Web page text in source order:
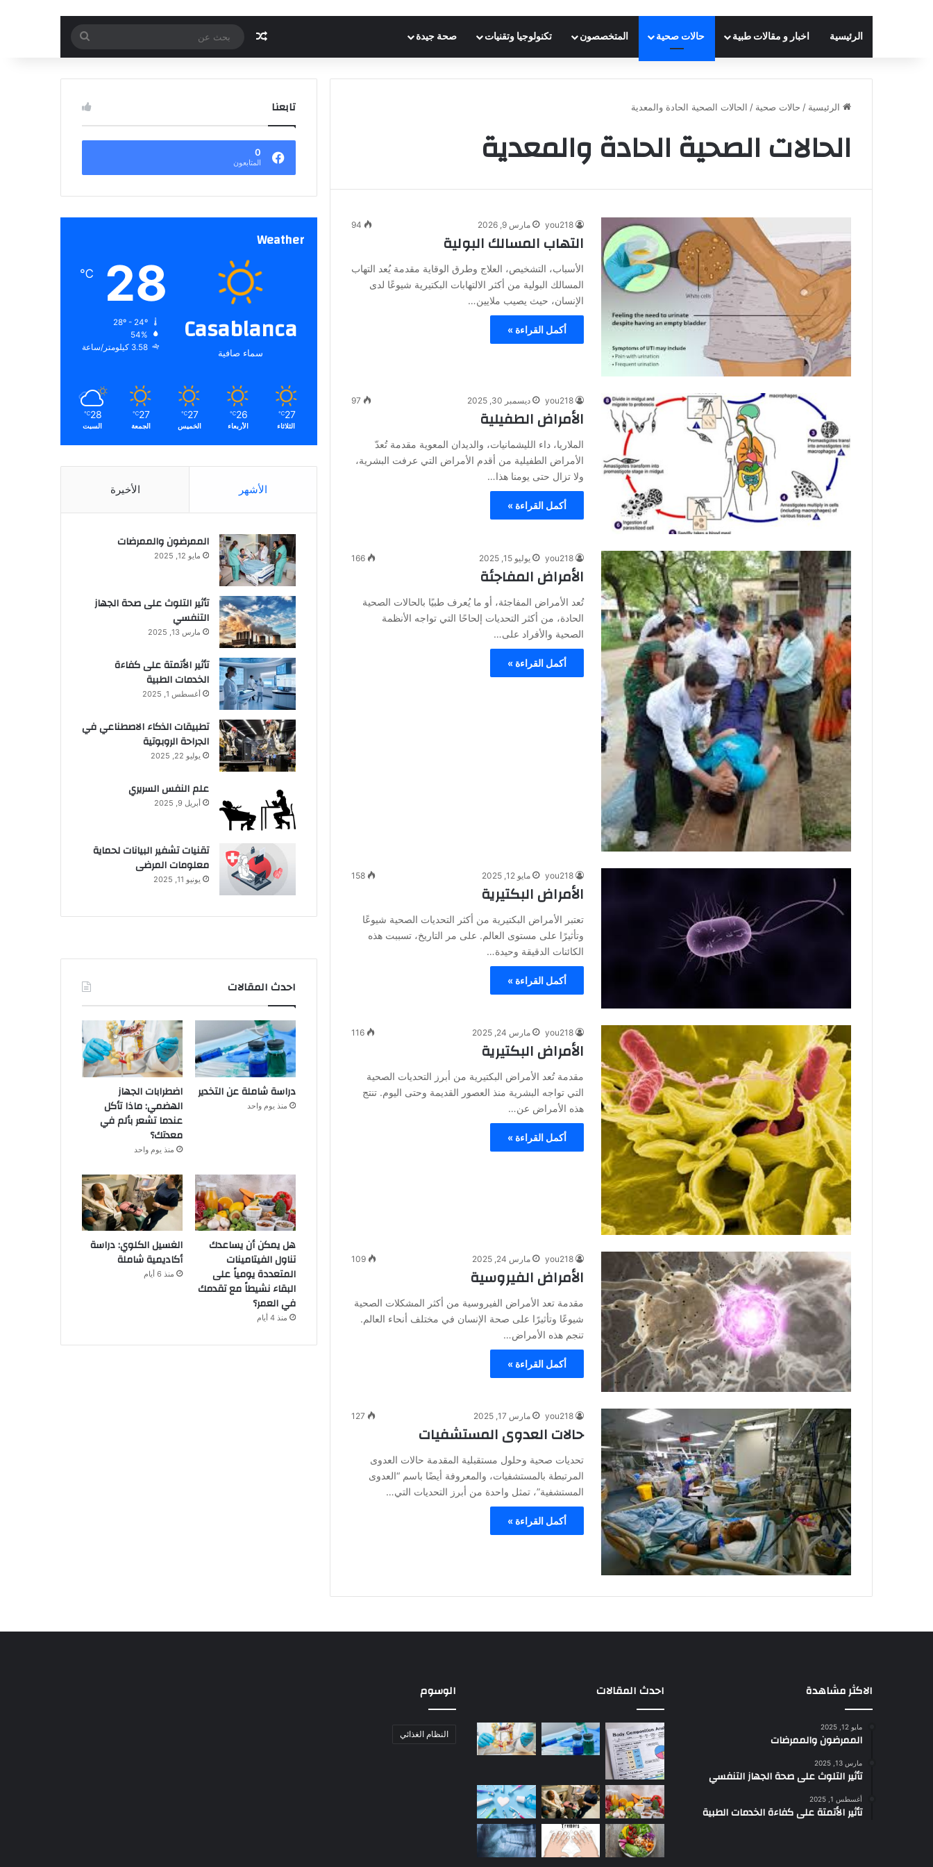
الرئيسية اخبار و مقالات طبية حالات صحية المتخصصون تكنولوجيا وتقنيات صحة جيدة مقال عشوائي
عن
الرئيسية / حالات صحية / الحالات الصحية الحادة والمعدية
الحالات الصحية الحادة والمعدية
you218 مارس 9, 2026 94
التهاب المسالك البولية
الأسباب، التشخيص، العلاج وطرق الوقاية مقدمة يُعد التهاب
المسالك البولية من أكثر الالتهابات البكتيرية شيوعًا لدى
الإنسان، حيث يصيب ملايين…
أكمل القراءة »
you218 ديسمبر 30, 2025 97
الأمراض الطفيلية
الملاريا، داء الليشمانيات، والديدان المعوية مقدمة تُعدّ
الأمراض الطفيلية من أقدم الأمراض التي عرفت البشرية،
ولا تزال حتى يومنا هذا…
أكمل القراءة »
you218 يوليو 15, 2025 166
الأمراض المفاجئة
تُعد الأمراض المفاجئة، أو ما يُعرف طبيًا بالحالات الصحية
الحادة، من أكثر التحديات إلحاحًا التي تواجه الأنظمة
الصحية والأفراد على…
أكمل القراءة »
you218 مايو 12, 2025 158
الأمراض البكتيرية
تعتبر الأمراض البكتيرية من أكثر التحديات الصحية شيوعًا
وتأثيرًا على مستوى العالم. على مر التاريخ، تسببت هذه
الكائنات الدقيقة وحيدة…
أكمل القراءة »
you218 مارس 24, 2025 116
الأمراض البكتيرية
مقدمة تُعد الأمراض البكتيرية من أبرز التحديات الصحية
التي تواجه البشرية منذ العصور القديمة وحتى اليوم. تنتج
هذه الأمراض عن…
أكمل القراءة »
you218 مارس 24, 2025 109
الأمراض الفيروسية
مقدمة تعد الأمراض الفيروسية من أكثر المشكلات الصحية
شيوعًا وتأثيرًا على صحة الإنسان في مختلف أنحاء العالم.
تنجم هذه الأمراض…
أكمل القراءة »
you218 مارس 17, 2025 127
حالات العدوى المستشفيات
تحديات صحية وحلول مستقبلية المقدمة حالات العدوى
المرتبطة بالمستشفيات، والمعروفة أيضًا باسم “العدوى
المستشفية”، تمثل واحدة من أبرز التحديات التي…
أكمل القراءة »
تابعنا
0
المتابعون
Weather
Casablanca
سماء صافية
28
℃
54%
3.58 كيلومتر/ساعة
27
℃
الثلاثاء
26
℃
الأربعاء
27
℃
الخميس
27
℃
الجمعة
28
℃
السبت
الأشهر الأخيرة
الممرضون والممرضات
مايو 12, 2025
تأثير التلوث على صحة الجهاز
التنفسي
مارس 13, 2025
تأثير الأتمتة على كفاءة
الخدمات الطبية
أغسطس 1, 2025
تطبيقات الذكاء الاصطناعي في
الجراحة الروبوتية
يوليو 22, 2025
علم النفس السريري
أبريل 9, 2025
تقنيات تشفير البيانات لحماية
معلومات المرضى
يونيو 11, 2025
احدث المقالات
دراسة شاملة عن التخدير
منذ يوم واحد
اضطرابات الجهاز
الهضمي: ماذا تأكل
عندما تشعر بألم في
معدتك؟
منذ يوم واحد
هل يمكن أن يساعدك
تناول الفيتامينات
المتعددة يومياً على
البقاء نشيطاً مع تقدمك
في العمر؟
منذ 4 أيام
الغسيل الكلوي: دراسة
أكاديمية شاملة
منذ 6 أيام
الاكثر مشاهدة
مايو 12, 2025
الممرضون والممرضات
مارس 13, 2025
تأثير التلوث على صحة الجهاز التنفسي
أغسطس 1, 2025
تأثير الأتمتة على كفاءة الخدمات الطبية
احدث المقالات الوسوم
النظام الغذائي